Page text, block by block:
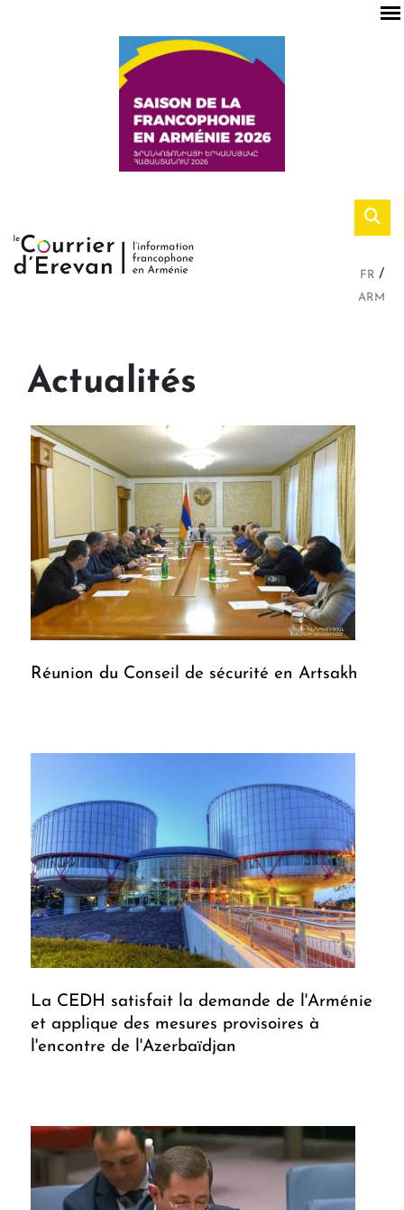
FR
ARM
Actualités
Réunion du Conseil de sécurité en Artsakh
La CEDH satisfait la demande de l'Arménie
et applique des mesures provisoires à
l'encontre de l'Azerbaïdjan